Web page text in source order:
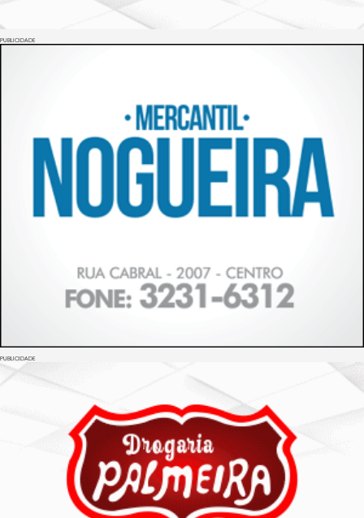
PUBLICIDADE
PUBLICIDADE